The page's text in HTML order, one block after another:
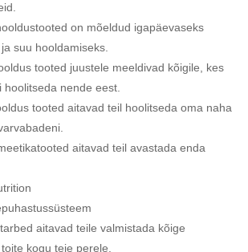
on mõeldud igapäevaseks
suu hooldamiseks.
tooted juustele meeldivad kõigile, kes
hoolitseda nende eest.
tooted aitavad teil hoolitseda oma naha
aitavad teil avastada enda
aitavad teile valmistada kõige
kogu teie perele.